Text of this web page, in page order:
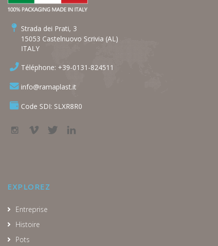
Strada dei Prati, 3
15053 Castelnuovo Scrivia (AL)
ITALY
Téléphone: +39-0131-824511
info@ramaplast.it
Code SDI: SLXR8R0
EXPLOREZ
Entreprise
Histoire
Pots